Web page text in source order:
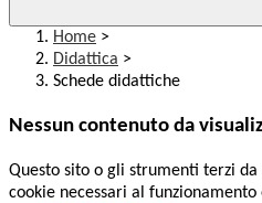
Home >
Didattica >
Schede didattiche
Nessun contenuto da
Questo sito o gli strumenti terzi
cookie necessari al